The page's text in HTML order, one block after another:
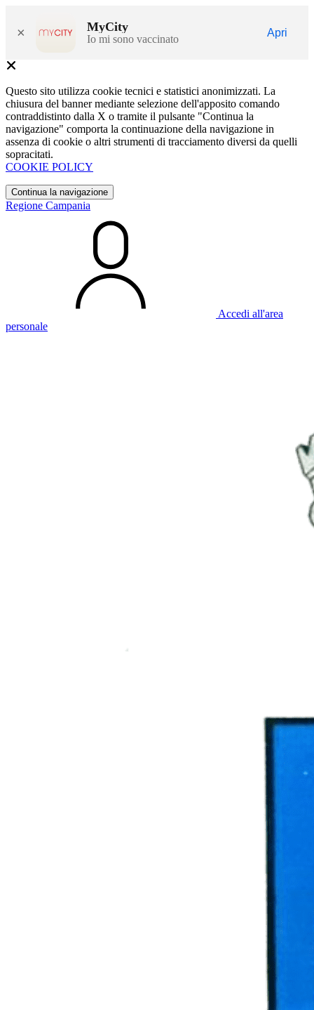
× MyCity
Io mi sono vaccinato
Apri
Questo sito utilizza cookie tecnici e statistici anonimizzati. La
chiusura del banner mediante selezione dell'apposito comando
contraddistinto dalla X o tramite il pulsante "Continua la
navigazione" comporta la continuazione della navigazione in
assenza di cookie o altri strumenti di tracciamento diversi da quelli
sopracitati.
COOKIE POLICY
Continua la navigazione
Regione Campania
Accedi all'area
personale